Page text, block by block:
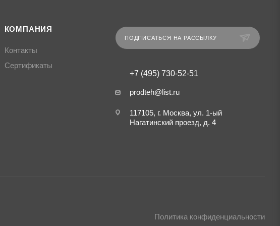
КОМПАНИЯ
Контакты
Сертификаты
ПОДПИСАТЬСЯ НА РАССЫЛКУ
+7 (495) 730-52-51
prodteh@list.ru
117105, г. Москва, ул. 1-ый
Нагатинский проезд, д. 4
Политика конфиденциальности